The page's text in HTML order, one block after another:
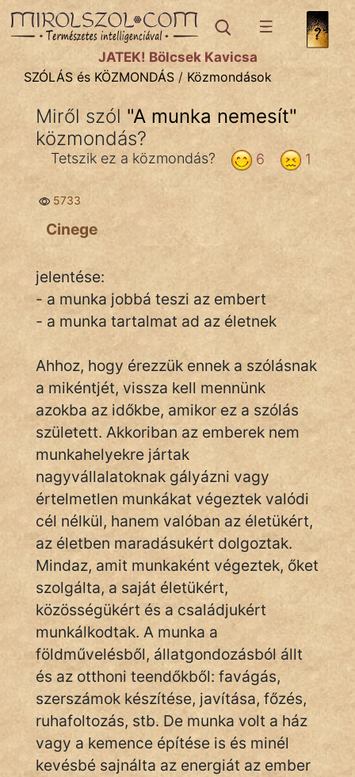
SZÓLÁS ÉS KÖZMONDÁStémák:
Bibliai
Közmondások
Szállóigék
Szóláscsoportok
Szólások
Tréfás
IRODALOM
SZÓLÁS
KÖZMONDÁS
PSZICHO
ZENE
FILM
ÉLETMÓD
MAGYARSÁG
És
TÖRTÉNELEM
Népszerű szerzőink:
JÁTÉK! Bölcsek Kavicsa
SZÓLÁS és KÖZMONDÁS / Közmondások
Miről szól "A munka nemesít"
közmondás?
1
6
Tetszik ez a közmondás?
5733
Cinege
jelentése:
- a munka jobbá teszi az embert
- a munka tartalmat ad az életnek
Ahhoz, hogy érezzük ennek a szólásnak
a mikéntjét, vissza kell mennünk
azokba az időkbe, amikor ez a szólás
született. Akkoriban az emberek nem
munkahelyekre jártak
nagyvállalatoknak gályázni vagy
értelmetlen munkákat végeztek valódi
cél nélkül, hanem valóban az életükért,
az életben maradásukért dolgoztak.
Mindaz, amit munkaként végeztek, őket
szolgálta, a saját életükért,
közösségükért és a családjukért
munkálkodtak. A munka a
földművelésből, állatgondozásból állt
és az otthoni teendőkből: favágás,
szerszámok készítése, javítása, főzés,
ruhafoltozás, stb. De munka volt a ház
vagy a kemence építése is és minél
kevésbé sajnálta az energiát az ember